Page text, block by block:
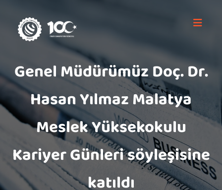
Genel Müdürümüz Doç. Dr.
Hasan Yılmaz Malatya
Meslek Yüksekokulu
Kariyer Günleri söyleşisine
katıldı